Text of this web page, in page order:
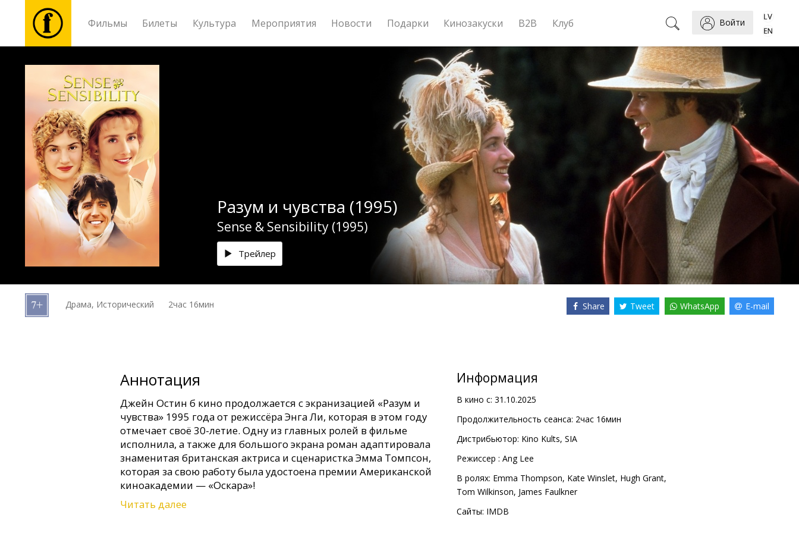
Фильмы Билеты Культура Мероприятия Новости Подарки Кинозакуски B2B Клуб Войти
Фильмы
Билеты
Культура
Мероприятия
Новости
Подарки
B2B
Разум и чувства (1995)
Sense & Sensibility (1995)
Трейлер
Драма, Исторический 2час 16мин Share Tweet WhatsApp E-mail
Аннотация
Джейн Остин б кино продолжается с экранизацией «Разум и
чувства» 1995 года от режиссёра Энга Ли, которая в этом году
отмечает своё 30-летие. Одну из главных ролей в фильме
исполнила, а также для большого экрана роман адаптировала
знаменитая британская актриса и сценаристка Эмма Томпсон,
которая за свою работу была удостоена премии Американской
киноакадемии — «Оскара»!
Экранизация романа Джейн Остин рассказывает о печальной
Читать далее
Информация
В кино с: 31.10.2025
Продолжительность сеанса: 2час 16мин
Дистрибьютор: Kino Kults, SIA
Pежиссер : Ang Lee
В ролях: Emma Thompson, Kate Winslet, Hugh Grant,
Tom Wilkinson, James Faulkner
Сайты: IMDB